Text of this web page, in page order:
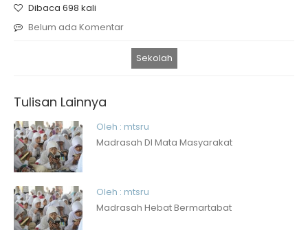
Dibaca 698 kali
Belum ada Komentar
Sekolah
Tulisan Lainnya
Oleh : mtsru
Madrasah DI Mata Masyarakat
Oleh : mtsru
Madrasah Hebat Bermartabat